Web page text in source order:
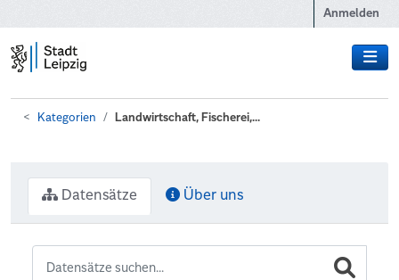
Anmelden
Kategorien Landwirtschaft, Fischerei,...
Datensätze Über uns